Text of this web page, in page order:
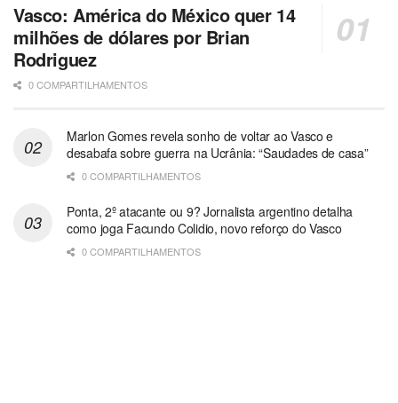
Vasco: América do México quer 14
milhões de dólares por Brian
Rodriguez
0 COMPARTILHAMENTOS
Marlon Gomes revela sonho de voltar ao Vasco e
desabafa sobre guerra na Ucrânia: “Saudades de casa”
0 COMPARTILHAMENTOS
Ponta, 2º atacante ou 9? Jornalista argentino detalha
como joga Facundo Colidio, novo reforço do Vasco
0 COMPARTILHAMENTOS